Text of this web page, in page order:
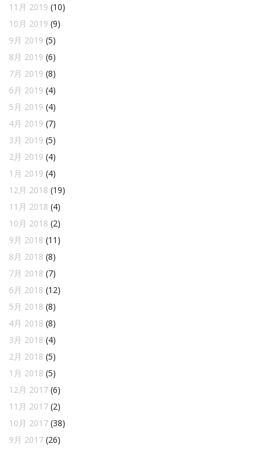
11月 2019 (10)
10月 2019 (9)
9月 2019 (5)
8月 2019 (6)
7月 2019 (8)
6月 2019 (4)
5月 2019 (4)
4月 2019 (7)
3月 2019 (5)
2月 2019 (4)
1月 2019 (4)
12月 2018 (19)
11月 2018 (4)
10月 2018 (2)
9月 2018 (11)
8月 2018 (8)
7月 2018 (7)
6月 2018 (12)
5月 2018 (8)
4月 2018 (8)
3月 2018 (4)
2月 2018 (5)
1月 2018 (5)
12月 2017 (6)
11月 2017 (2)
10月 2017 (38)
9月 2017 (26)